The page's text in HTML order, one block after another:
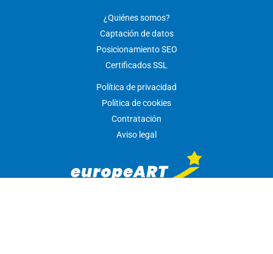
¿Quiénes somos?
Captación de datos
Posicionamiento SEO
Certificados SSL
Política de privacidad
Política de cookies
Contratación
Aviso legal